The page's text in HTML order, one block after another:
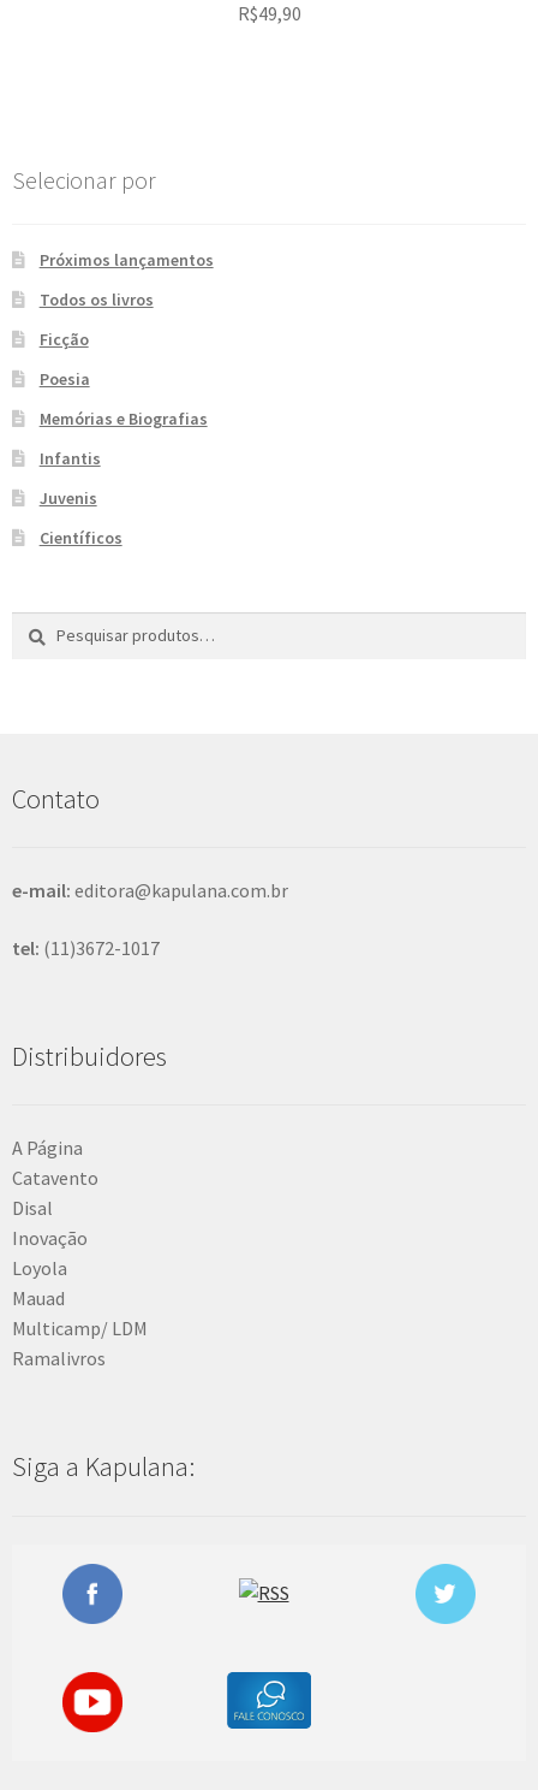
R$49,90
Selecionar por
Próximos lançamentos
Todos os livros
Ficção
Poesia
Memórias e Biografias
Infantis
Juvenis
Científicos
a
Contato
e-mail: editora@kapulana.com.br
tel: (11)3672-1017
Distribuidores
A Página
Catavento
Disal
Inovação
Loyola
Mauad
Multicamp/ LDM
Ramalivros
Siga a Kapulana: